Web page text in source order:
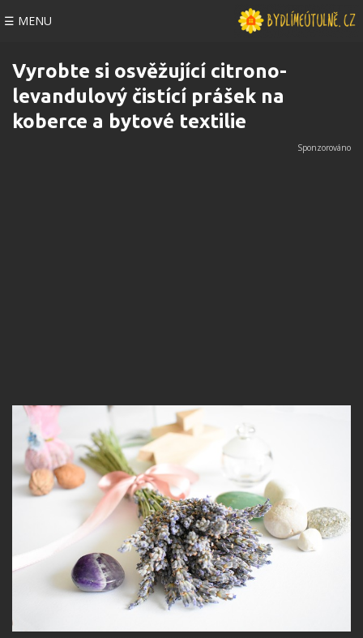
☰ MENU
Vyrobte si osvěžující citrono-
levandulový čistící prášek na
koberce a bytové textilie